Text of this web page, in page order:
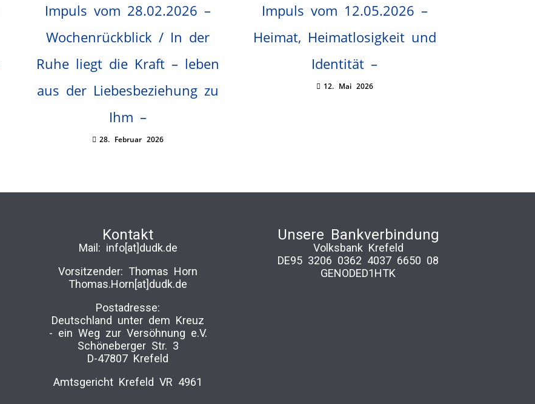
Impuls vom 28.02.2026 –
Wochenrückblick / In der
Ruhe liegt die Kraft – leben
aus der Liebesbeziehung zu
Ihm –
28. Februar 2026
Impuls vom 12.05.2026 –
Heimat, Heimatlosigkeit und
Identität –
12. Mai 2026
Kontakt
Mail: info[at]dudk.de
Vorsitzender: Thomas Horn
Thomas.Horn[at]dudk.de
Postadresse:
Deutschland unter dem Kreuz
-­ ein Weg zur Versöhnung e.V.
Schöneberger Str. 3
D-47807 Krefeld
Amtsgericht Krefeld VR 4961
Unsere Bankverbindung
Volksbank Krefeld
DE95 3206 0362 4037 6650 08
GENODED1HTK